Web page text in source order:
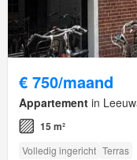
€ 750/maand
Appartement in
15 m²
Volledig ingericht Terras